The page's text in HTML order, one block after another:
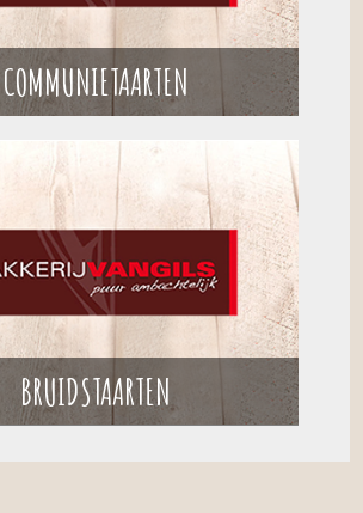
COMMUNIETAARTEN
BRUIDSTAARTEN